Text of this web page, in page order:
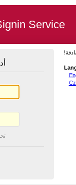
Service